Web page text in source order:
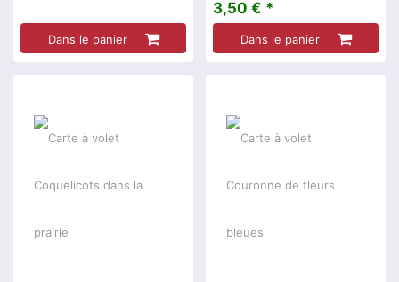
Dans le panier
3,50 € *
Dans le panier